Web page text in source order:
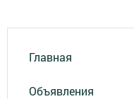
Главная
Объявления